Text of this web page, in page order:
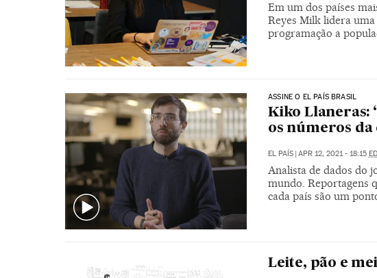
Em um dos países
Reyes Milk lidera
programação a
ASSINE O EL PAÍS BRASIL
Kiko Llaneras:
os números da
EL PAÍS APR 12, 2021 - 18:15
Analista de dados do
mundo. Reportagens
cada país são um
Leite, pão e